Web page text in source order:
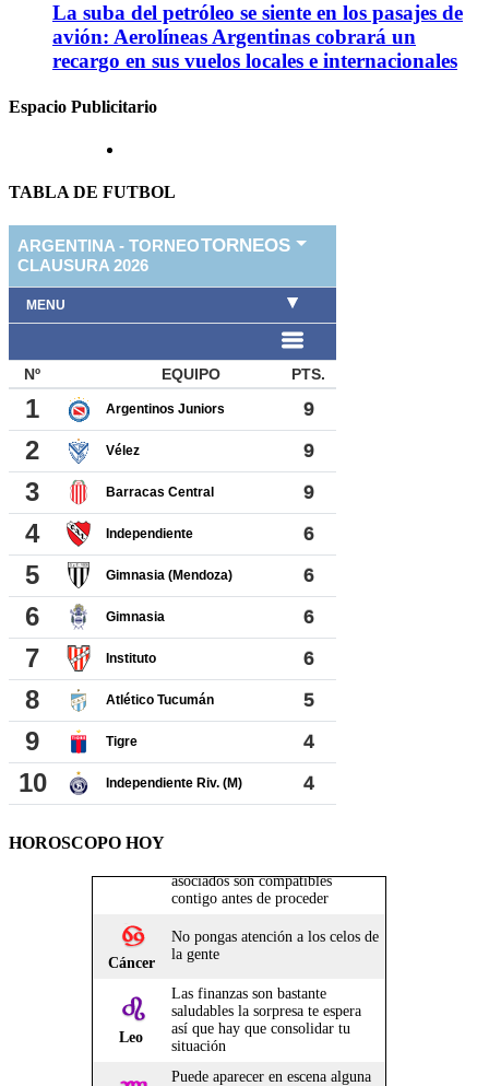
La suba del petróleo se siente en los pasajes de
avión: Aerolíneas Argentinas cobrará un
recargo en sus vuelos locales e internacionales
Espacio Publicitario
TABLA DE FUTBOL
HOROSCOPO HOY